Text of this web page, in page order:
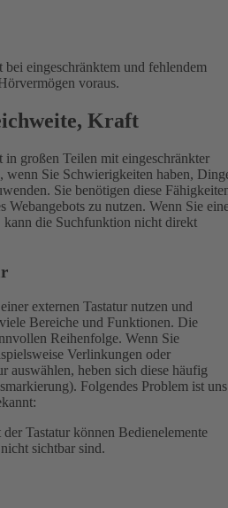
eingeschränktem und fehlendem
voraus.
Kraft
großen Teilen mit eingeschränkter
wenn Sie Schwierigkeiten haben,
Sie benötigen diese
Webangebots zu nutzen. Wenn Sie
kann die Suchfunktion nicht direkt
externen Tastatur nutzen und
Bereiche und Funktionen. Die
Reihenfolge. Wenn Sie
Verlinkungen oder
auswählen, heben sich diese häufig
Folgendes Problem ist uns
Tastatur können Bedienelemente
sichtbar sind.